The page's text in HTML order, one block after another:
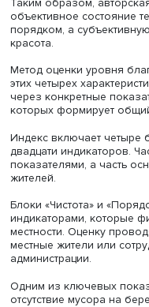
Благоустройство
Авторы считают
недостатки. Она
благоустройства без
данных и быть
Фундаментом новой
исследователи
достигаемого
физического,
Благоустройство
такого
и проактивный.
о желаемом